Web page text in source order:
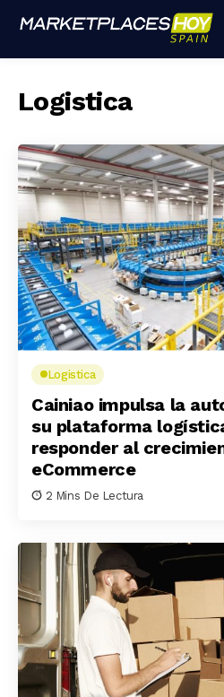
Logistica
Logistica
Cainiao impulsa la
su plataforma
responder al
eCommerce
2 Mins De Lectura